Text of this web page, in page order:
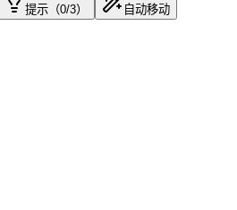
提示（0/3） 自动移动